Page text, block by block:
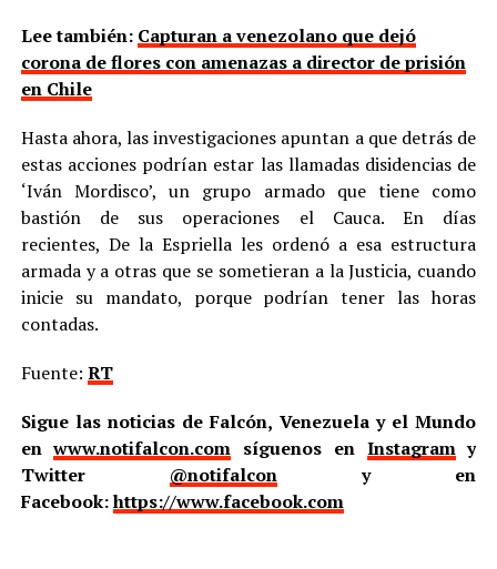
Lee también: Capturan a venezolano que dejó
corona de flores con amenazas a director de prisión
en Chile
Hasta ahora, las investigaciones apuntan a que detrás de
estas acciones podrían estar las llamadas disidencias de
‘Iván Mordisco’, un grupo armado que tiene como
bastión de sus operaciones el Cauca. En días
recientes, De la Espriella les ordenó a esa estructura
armada y a otras que se sometieran a la Justicia, cuando
inicie su mandato, porque podrían tener las horas
contadas.
Fuente: RT
Sigue las noticias de Falcón, Venezuela y el Mundo
enwww.notifalcon.com síguenos en Instagramy
Twitter @notifalcony en
Facebook:https://www.facebook.com